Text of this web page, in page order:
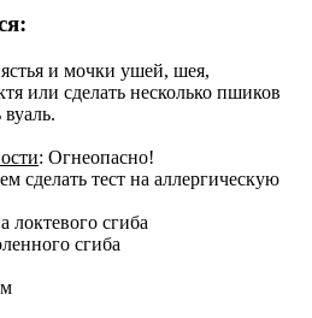
и мочки ушей, шея,
или сделать несколько пшиков
: Огнеопасно!
сделать тест на аллергическую
локтевого сгиба
сгиба